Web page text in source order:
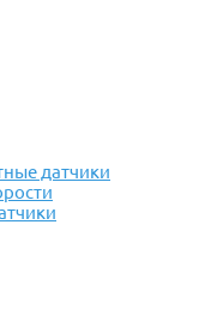
датчики